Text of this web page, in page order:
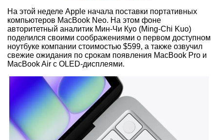
На этой неделе Apple начала поставки портативных
компьютеров MacBook Neo. На этом фоне
авторитетный аналитик Мин-Чи Куо (Ming-Chi Kuo)
поделился своими соображениями о первом доступном
ноутбуке компании стоимостью $599, а также озвучил
свежие ожидания по срокам появления MacBook Pro и
MacBook Air с OLED-дисплеями.